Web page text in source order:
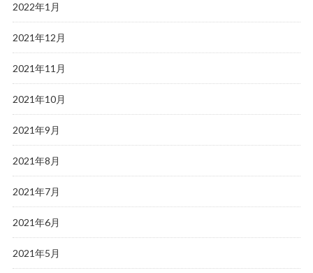
2022年1月
2021年12月
2021年11月
2021年10月
2021年9月
2021年8月
2021年7月
2021年6月
2021年5月